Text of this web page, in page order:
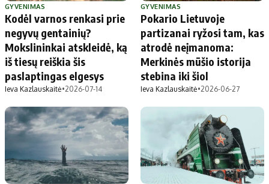
GYVENIMAS
Kodėl varnos renkasi prie
negyvų gentainių?
Mokslininkai atskleidė, ką
iš tiesų reiškia šis
paslaptingas elgesys
Ieva Kazlauskaitė•2026-07-14
GYVENIMAS
Pokario Lietuvoje
partizanai ryžosi tam, kas
atrodė neįmanoma:
Merkinės mūšio istorija
stebina iki šiol
Ieva Kazlauskaitė•2026-06-27